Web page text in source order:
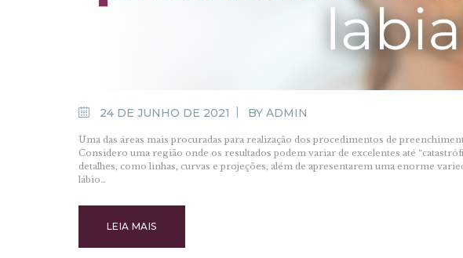
24 DE JUNHO DE 2021 BY ADMIN
Uma das áreas mais procuradas para realização dos procedimentos de
Considero uma região onde os resultados podem variar de excelentes até
detalhes, como linhas, curvas e projeções, além de apresentarem uma enorme
lábio…
LEIA MAIS